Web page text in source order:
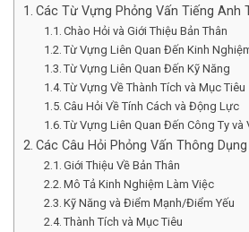
Các Từ Vựng Phỏng Vấn Tiếng Anh
Chào Hỏi và Giới Thiệu Bản Thân
Từ Vựng Liên Quan Đến Kinh
Từ Vựng Liên Quan Đến Kỹ Năng
Từ Vựng Về Thành Tích và Mục Tiêu
Câu Hỏi Về Tính Cách và Động Lực
Từ Vựng Liên Quan Đến Công Ty và
Các Câu Hỏi Phỏng Vấn Thông
Giới Thiệu Về Bản Thân
Mô Tả Kinh Nghiệm Làm Việc
Kỹ Năng và Điểm Mạnh/Điểm Yếu
Thành Tích và Mục Tiêu